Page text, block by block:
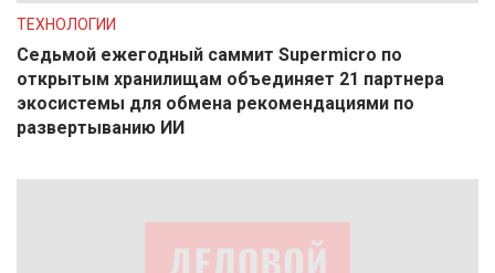
ТЕХНОЛОГИИ
Седьмой ежегодный саммит Supermicro по
открытым хранилищам объединяет 21 партнера
экосистемы для обмена рекомендациями по
развертыванию ИИ